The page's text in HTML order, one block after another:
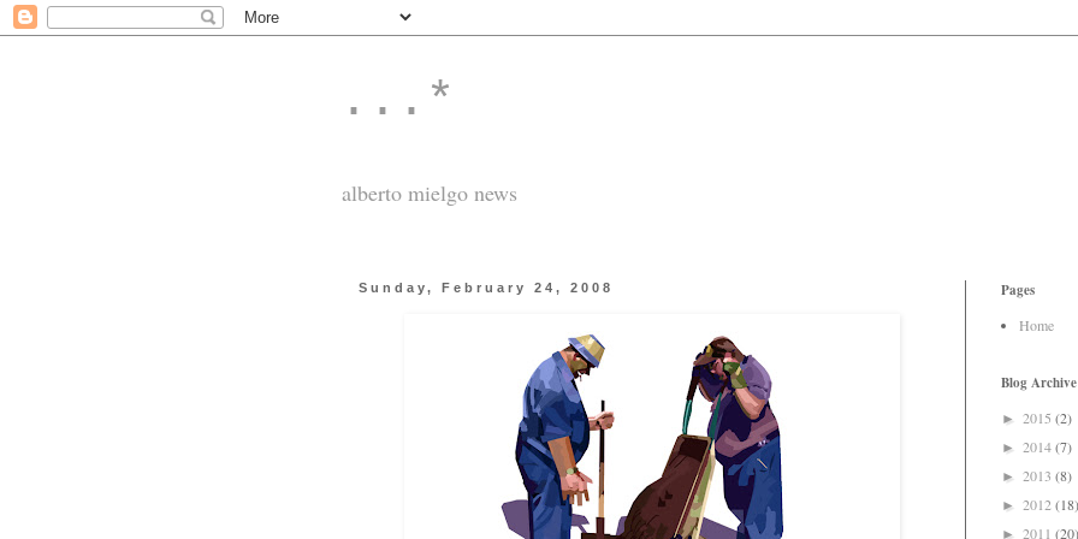
...*
alberto mielgo news
Sunday, February 24, 2008
Pages
Home
Blog Archive
► 2015 (2)
► 2014(7)
► 2013 (8)
► 2012 (18)
► 2011 (20)